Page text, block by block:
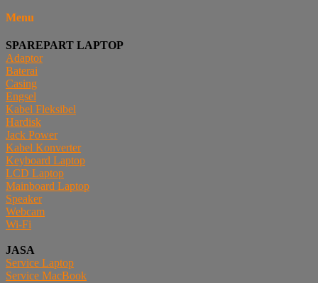
Menu
SPAREPART LAPTOP
Adaptor
Baterai
Casing
Engsel
Kabel Fleksibel
Hardisk
Jack Power
Kabel Konverter
Keyboard Laptop
LCD Laptop
Mainboard Laptop
Speaker
Webcam
Wi-Fi
JASA
Service Laptop
Service MacBook